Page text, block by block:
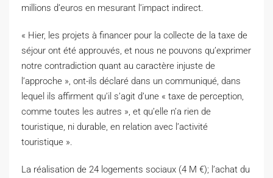
millions d’euros en mesurant l’impact indirect.
« Hier, les projets à financer pour la collecte de la taxe de
séjour ont été approuvés, et nous ne pouvons qu’exprimer
notre contradiction quant au caractère injuste de
l’approche », ont-ils déclaré dans un communiqué, dans
lequel ils affirment qu’il s’agit d’une « taxe de perception,
comme toutes les autres », et qu’elle n’a rien de
touristique, ni durable, en relation avec l’activité
touristique ».
La réalisation de 24 logements sociaux (4 M €); l’achat du